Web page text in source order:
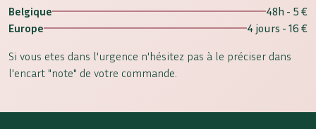
Belgique
48h - 5 €
Europe
4 jours - 16 €
Si vous etes dans l'urgence n'hésitez pas à le préciser dans
l'encart "note" de votre commande.